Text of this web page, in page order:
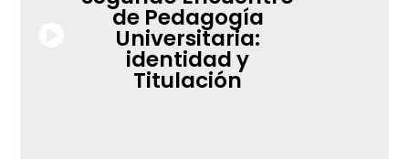
de Pedagogía
Universitaria:
identidad y
Titulación